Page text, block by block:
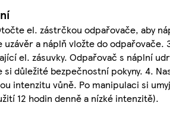
el. zástrčkou odpařovače, aby
a náplň vložte do odpařovače.
el. zásuvky. Odpařovač s náplní
důležité bezpečnostní pokyny. 4.
intenzitu vůně. Po manipulaci si
12 hodin denně a nízké intenzitě).